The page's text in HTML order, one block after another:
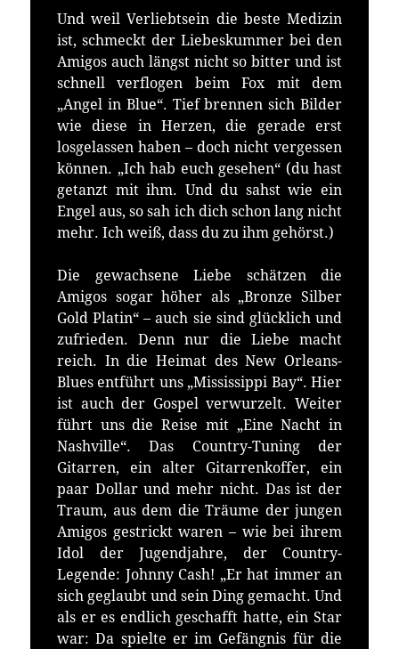
Und weil Verliebtsein die beste Medizin
ist, schmeckt der Liebeskummer bei den
Amigos auch längst nicht so bitter und ist
schnell verflogen beim Fox mit dem
„Angel in Blue“. Tief brennen sich Bilder
wie diese in Herzen, die gerade erst
losgelassen haben – doch nicht vergessen
können. „Ich hab euch gesehen“ (du hast
getanzt mit ihm. Und du sahst wie ein
Engel aus, so sah ich dich schon lang nicht
mehr. Ich weiß, dass du zu ihm gehörst.)
Die gewachsene Liebe schätzen die
Amigos sogar höher als „Bronze Silber
Gold Platin“ – auch sie sind glücklich und
zufrieden. Denn nur die Liebe macht
reich. In die Heimat des New Orleans-
Blues entführt uns „Mississippi Bay“. Hier
ist auch der Gospel verwurzelt. Weiter
führt uns die Reise mit „Eine Nacht in
Nashville“. Das Country-Tuning der
Gitarren, ein alter Gitarrenkoffer, ein
paar Dollar und mehr nicht. Das ist der
Traum, aus dem die Träume der jungen
Amigos gestrickt waren – wie bei ihrem
Idol der Jugendjahre, der Country-
Legende: Johnny Cash! „Er hat immer an
sich geglaubt und sein Ding gemacht. Und
als er es endlich geschafft hatte, ein Star
war: Da spielte er im Gefängnis für die